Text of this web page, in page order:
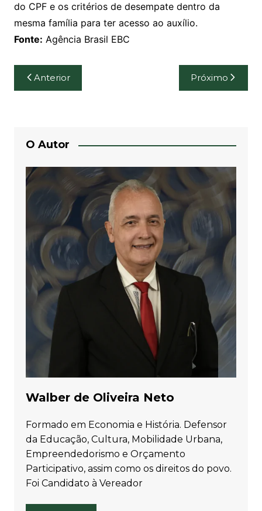
do CPF e os critérios de desempate dentro da
mesma família para ter acesso ao auxílio.
Fonte: Agência Brasil EBC
Navegação
de
Anterior Próximo
O Autor
Walber de Oliveira Neto
Formado em Economia e História. Defensor
da Educação, Cultura, Mobilidade Urbana,
Empreendedorismo e Orçamento
Participativo, assim como os direitos do povo.
Foi Candidato à Vereador